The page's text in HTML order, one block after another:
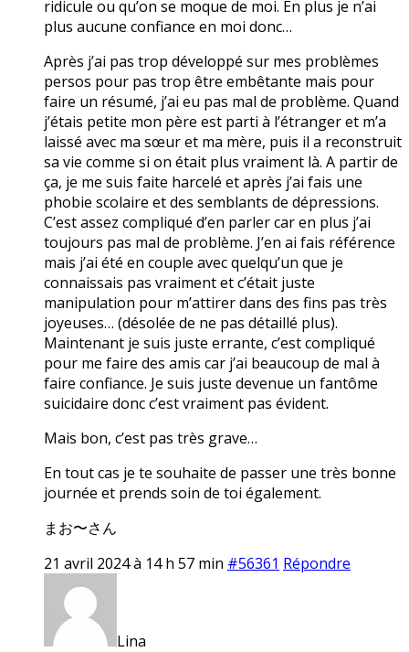
ridicule ou qu’on se moque de moi. En plus je n’ai
plus aucune confiance en moi donc…
Après j’ai pas trop développé sur mes problèmes
persos pour pas trop être embêtante mais pour
faire un résumé, j’ai eu pas mal de problème. Quand
j’étais petite mon père est parti à l’étranger et m’a
laissé avec ma sœur et ma mère, puis il a reconstruit
sa vie comme si on était plus vraiment là. A partir de
ça, je me suis faite harcelé et après j’ai fais une
phobie scolaire et des semblants de dépressions.
C’est assez compliqué d’en parler car en plus j’ai
toujours pas mal de problème. J’en ai fais référence
mais j’ai été en couple avec quelqu’un que je
connaissais pas vraiment et c’était juste
manipulation pour m’attirer dans des fins pas très
joyeuses… (désolée de ne pas détaillé plus).
Maintenant je suis juste errante, c’est compliqué
pour me faire des amis car j’ai beaucoup de mal à
faire confiance. Je suis juste devenue un fantôme
suicidaire donc c’est vraiment pas évident.
Mais bon, c’est pas très grave…
En tout cas je te souhaite de passer une très bonne
journée et prends soin de toi également.
まお〜さん
21 avril 2024 à 14 h 57 min #56361 Répondre
Lina